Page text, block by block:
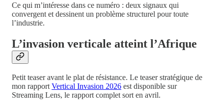
Ce qui m’intéresse dans ce numéro : deux signaux qui
convergent et dessinent un problème structurel pour toute
l’industrie.
L’invasion verticale atteint l’Afrique
Petit teaser avant le plat de résistance. Le teaser stratégique de
mon rapportVertical Invasion 2026 est disponible sur
Streaming Lens, le rapport complet sort en avril.